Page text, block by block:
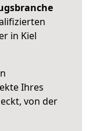
in Kiel
Ihres
von der